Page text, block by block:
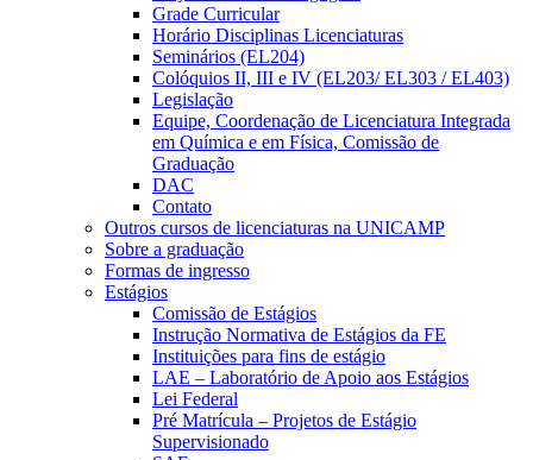
Grade Curricular
Horário Disciplinas Licenciaturas
Seminários (EL204)
Colóquios II, III e IV (EL203/ EL303 / EL403)
Legislação
Equipe, Coordenação de Licenciatura Integrada
em Química e em Física, Comissão de
Graduação
DAC
Contato
Outros cursos de licenciaturas na UNICAMP
Sobre a graduação
Formas de ingresso
Estágios
Comissão de Estágios
Instrução Normativa de Estágios da FE
Instituições para fins de estágio
LAE – Laboratório de Apoio aos Estágios
Lei Federal
Pré Matrícula – Projetos de Estágio
Supervisionado